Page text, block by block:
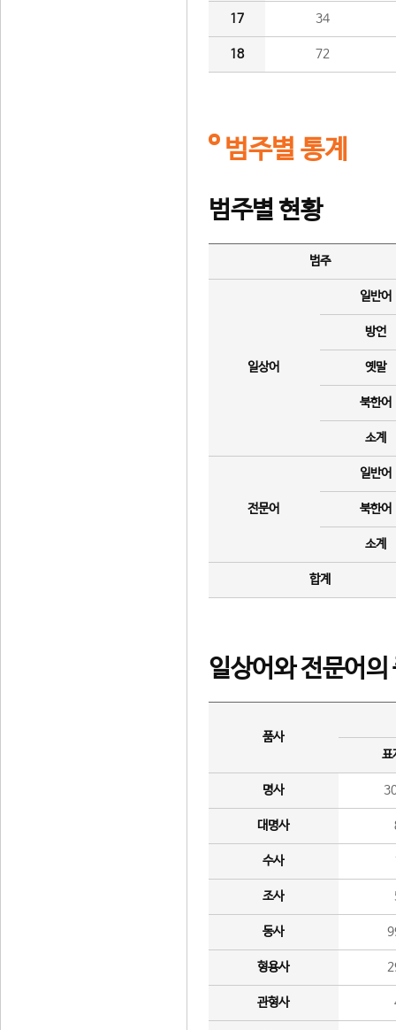
17 34
18 72
범주별 통계
범주별 현황
범주
일상어
일반어
방언
옛말
북한어
소계
전문어
일반어
북한어
소계
합계
일상어와 전문어의
품사
표
명사
대명사
수사
조사
동사
형용사
관형사